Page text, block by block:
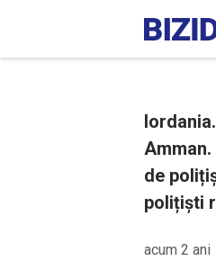
de
polițiști
acum 2 ani